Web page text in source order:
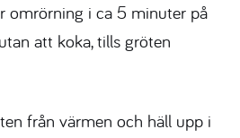
omrörning i ca 5 minuter på
att koka, tills gröten
från värmen och häll upp i